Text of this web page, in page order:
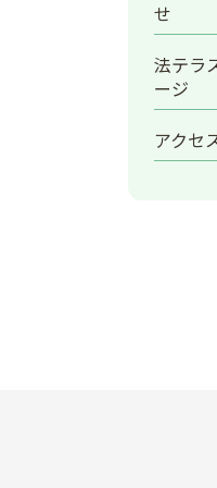
せ
法テラ
ージ
アクセ